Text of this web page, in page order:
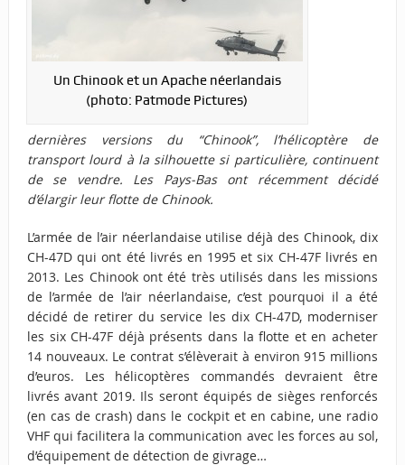
Un Chinook et un Apache néerlandais
(photo: Patmode Pictures)
dernières versions du “Chinook”, l’hélicoptère de
transport lourd à la silhouette si particulière, continuent
de se vendre. Les Pays-Bas ont récemment décidé
d’élargir leur flotte de Chinook.
L’armée de l’air néerlandaise utilise déjà des Chinook, dix
CH-47D qui ont été livrés en 1995 et six CH-47F livrés en
2013. Les Chinook ont été très utilisés dans les missions
de l’armée de l’air néerlandaise, c’est pourquoi il a été
décidé de retirer du service les dix CH-47D, moderniser
les six CH-47F déjà présents dans la flotte et en acheter
14 nouveaux. Le contrat s’élèverait à environ 915 millions
d’euros. Les hélicoptères commandés devraient être
livrés avant 2019. Ils seront équipés de sièges renforcés
(en cas de crash) dans le cockpit et en cabine, une radio
VHF qui facilitera la communication avec les forces au sol,
d’équipement de détection de givrage…